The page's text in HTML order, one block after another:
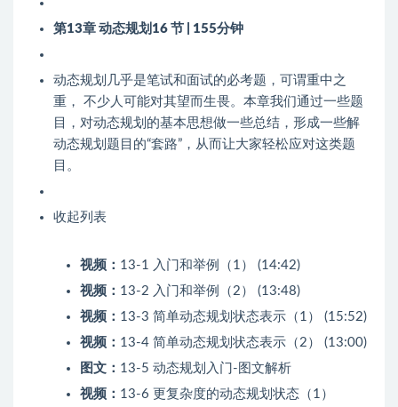
第13章 动态规划 16 节 | 155分钟
动态规划几乎是笔试和面试的必考题，可谓重中之
重， 不少人可能对其望而生畏。本章我们通过一些题
目，对动态规划的基本思想做一些总结，形成一些解
动态规划题目的“套路”，从而让大家轻松应对这类题
目。
收起列表
视频： 13-1 入门和举例（1） (14:42)
视频： 13-2 入门和举例（2） (13:48)
视频： 13-3 简单动态规划状态表示（1） (15:52)
视频： 13-4 简单动态规划状态表示（2） (13:00)
图文： 13-5 动态规划入门-图文解析
视频： 13-6 更复杂度的动态规划状态（1）